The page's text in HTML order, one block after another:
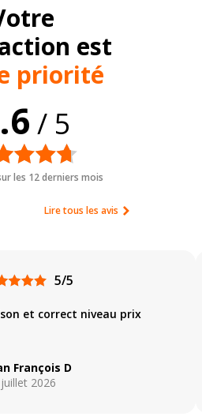
est
priorité
/ 5
les 12 derniers mois
Lire tous les avis
5/5
et correct niveau prix
François D
2026